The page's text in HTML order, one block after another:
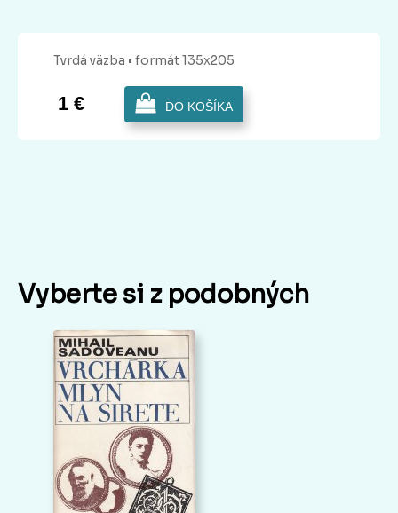
Tvrdá väzba • formát 135x205
1 € DO KOŠÍKA
Vyberte si z podobných